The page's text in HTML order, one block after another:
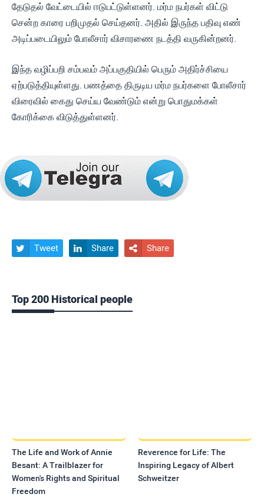
தேடுதல் வேட்டையில் ஈடுபட்டுள்ளனர். மர்ம நபர்கள் விட்டு
சென்ற காரை பறிமுதல் செய்தனர். அதில் இருந்த பதிவு எண்
அடிப்படையிலும் போலீசார் விசாரணை நடத்தி வருகின்றனர்.
இந்த வழிப்பறி சம்பவம் அப்பகுதியில் பெரும் அதிர்ச்சியை
ஏற்படுத்தியுள்ளது. பணத்தை திருடிய மர்ம நபர்களை போலீசார்
விரைவில் கைது செய்ய வேண்டும் என்று பொதுமக்கள்
கோரிக்கை விடுத்துள்ளனர்.
 Tweet  Share  Share
Top 200 Historical people
The Life and Work of Annie
Besant: A Trailblazer for
Women's Rights and Spiritual
Freedom
Reverence for Life: The
Inspiring Legacy of Albert
Schweitzer